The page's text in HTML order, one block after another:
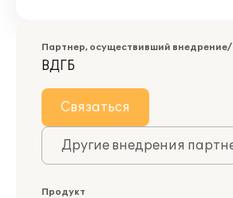
Партнер, осуществивший
ВДГБ
Связаться
Другие внедрения
Продукт